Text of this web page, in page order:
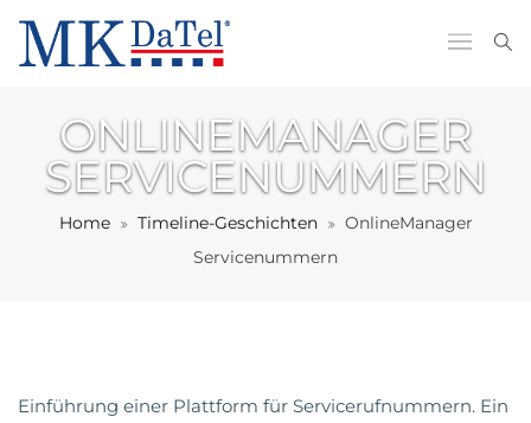
ONLINEMANAGER
SERVICENUMMERN
Home Timeline-Geschichten
OnlineManager
Servicenummern
Einführung einer Plattform für Servicerufnummern. Ein